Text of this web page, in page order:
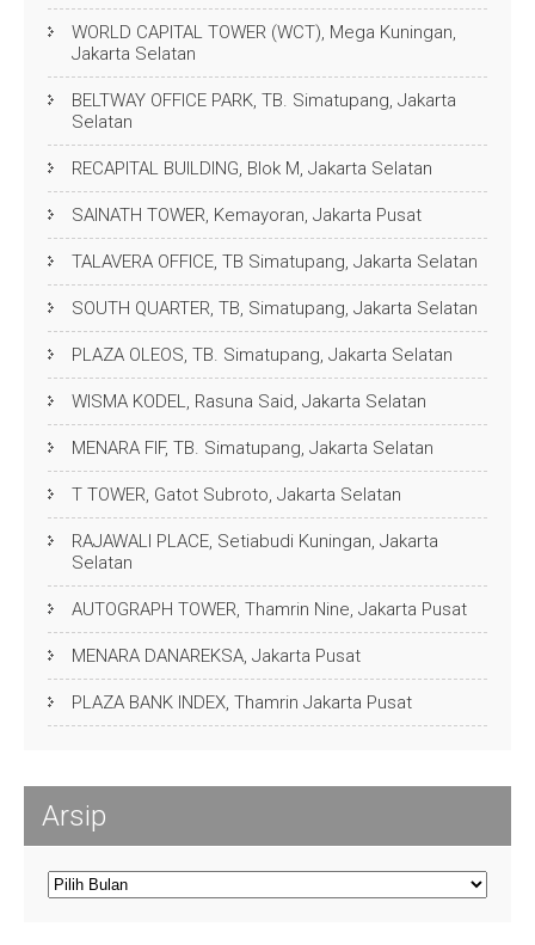
WORLD CAPITAL TOWER (WCT), Mega Kuningan,
Jakarta Selatan
BELTWAY OFFICE PARK, TB. Simatupang, Jakarta
Selatan
RECAPITAL BUILDING, Blok M, Jakarta Selatan
SAINATH TOWER, Kemayoran, Jakarta Pusat
TALAVERA OFFICE, TB Simatupang, Jakarta Selatan
SOUTH QUARTER, TB, Simatupang, Jakarta Selatan
PLAZA OLEOS, TB. Simatupang, Jakarta Selatan
WISMA KODEL, Rasuna Said, Jakarta Selatan
MENARA FIF, TB. Simatupang, Jakarta Selatan
T TOWER, Gatot Subroto, Jakarta Selatan
RAJAWALI PLACE, Setiabudi Kuningan, Jakarta
Selatan
AUTOGRAPH TOWER, Thamrin Nine, Jakarta Pusat
MENARA DANAREKSA, Jakarta Pusat
PLAZA BANK INDEX, Thamrin Jakarta Pusat
Arsip
Arsip